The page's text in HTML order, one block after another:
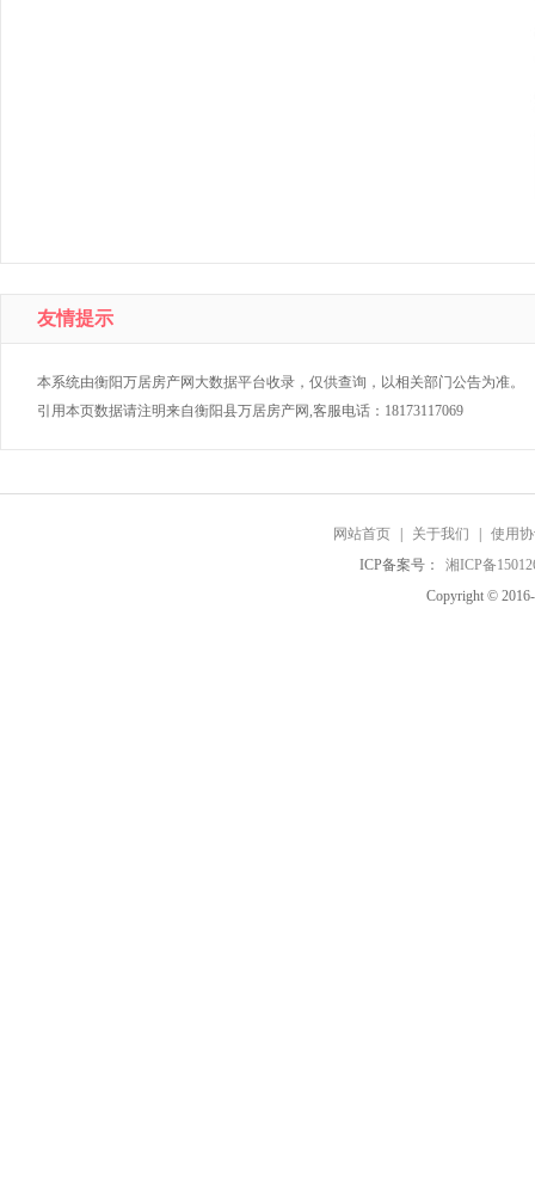
友情提示
本系统由衡阳万居房产网大数据平台收录，仅供查询，以相关部门公告为准。
引用本页数据请注明来自衡阳县万居房产网,客服电话：18173117069
网站首页 关于我们
使用
ICP备案号：
湘ICP备
Copyright ©